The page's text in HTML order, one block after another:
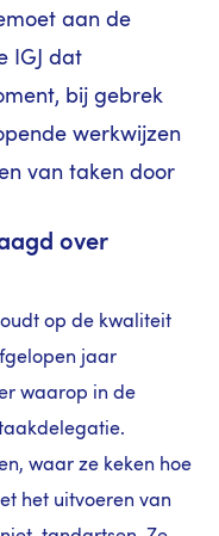
aan de
IGJ dat
bij gebrek
werkwijzen
van taken door
over
op de kwaliteit
jaar
waarop in de
waar ze keken hoe
het uitvoeren van